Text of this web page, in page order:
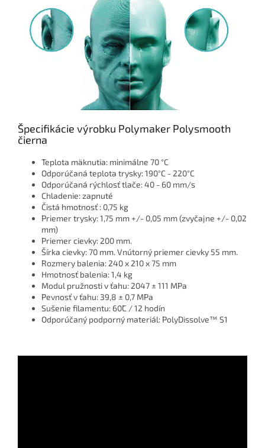
Špecifikácie výrobku Polymaker Polysmooth
čierna
Teplota mäknutia: minimálne 70 °C
Odporúčaná teplota trysky: 190°C - 220°C
Odporúčaná rýchlosť tlače: 40 - 60 mm/s
Chladenie: zapnuté
Čistá hmotnosť : 0,75 kg
Priemer trysky: 1,75 mm +/- 0,05 mm (zvyčajne +/- 0,02
mm)
Priemer cievky: 200 mm.
Šírka cievky: 70 mm. Vnútorný priemer cievky 55 mm.
Rozmery balenia: 240 x 210 x 75 mm
Hmotnosť balenia: 1,4 kg
Modul pružnosti v ťahu: 2047 ± 111 MPa
Pevnosť v ťahu: 39,8 ± 0,7 MPa
Sušenie filamentu: 60˚C / 12 hodín
Odporúčaný podporný materiál: PolyDissolve™ S1